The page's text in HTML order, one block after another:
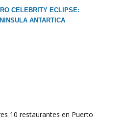
CELEBRITY ECLIPSE:
ANTARTICA
10 restaurantes en Puerto